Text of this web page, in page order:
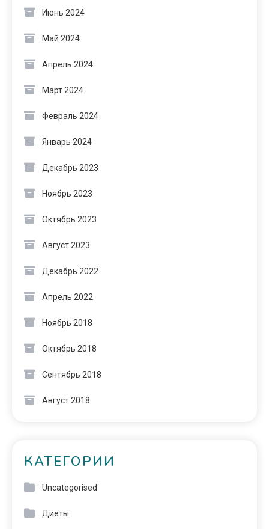
Июнь 2024
Май 2024
Апрель 2024
Март 2024
Февраль 2024
Январь 2024
Декабрь 2023
Ноябрь 2023
Октябрь 2023
Август 2023
Декабрь 2022
Апрель 2022
Ноябрь 2018
Октябрь 2018
Сентябрь 2018
Август 2018
КАТЕГОРИИ
Uncategorised
Диеты